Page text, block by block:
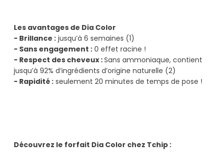
Les avantages de Dia Color
- Brillance : jusqu’à 6 semaines (1)
- Sans engagement : 0 effet racine !
- Respect des cheveux :Sans ammoniaque, contient
jusqu’à 92% d’ingrédients d’origine naturelle (2)
- Rapidité : seulement 20 minutes de temps de pose !
Découvrez le forfait Dia Color chez Tchip :